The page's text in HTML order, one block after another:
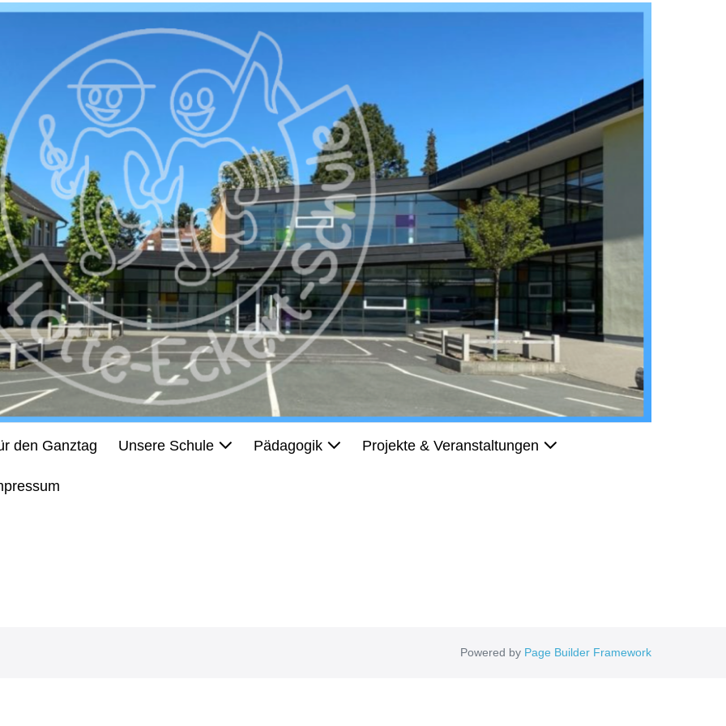
den Ganztag Unsere Schule Pädagogik Projekte & Veranstaltungen
Powered by Page Builder Framework